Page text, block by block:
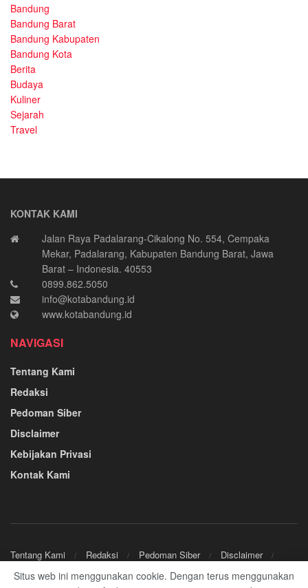
Bandung
Bandung Barat
Bandung Kabupaten
Bandung Kota
Berita
Budaya
Kuliner
Sejarah
Travel
KONTAK KAMI
Jalan Raya Padalarang-Cikalong No. 554, Cempaka
Mekar, Padalarang, Kabupaten Bandung Barat, Jawa
Barat – Indonesia. 40553
0899.862.5050
info@kotabandung.id
www.kotabandung.id
NAVIGASI
Tentang Kami
Redaksi
Pedoman Siber
Disclaimer
Kebijakan Privasi
Kontak Kami
Tentang Kami Redaksi Pedoman Siber
Disclaimer
Situs web ini menggunakan cookie. Dengan terus menggunakan